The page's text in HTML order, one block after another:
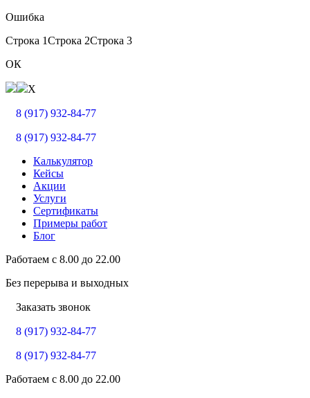
Ошибка
Строка 1Строка 2Строка 3
ОК
X
8 (917) 932-84-77
8 (917) 932-84-77
Калькулятор
Кейсы
Акции
Услуги
Сертификаты
Примеры работ
Блог
Работаем с 8.00 до 22.00
Без перерыва и выходных
Заказать звонок
8 (917) 932-84-77
8 (917) 932-84-77
Работаем с 8.00 до 22.00